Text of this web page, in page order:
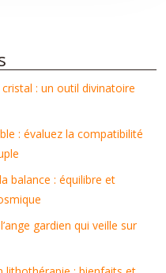
: un outil divinatoire
: évaluez la compatibilité
balance : équilibre et
gardien qui veille sur